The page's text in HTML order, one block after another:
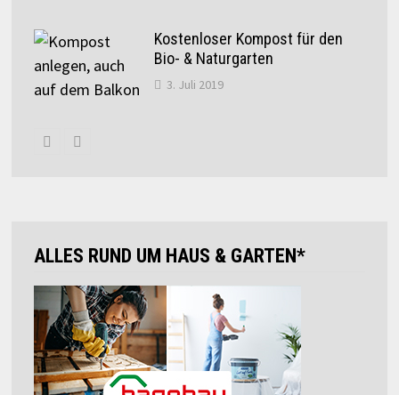
Kostenloser Kompost für den
Bio- & Naturgarten
3. Juli 2019
ALLES RUND UM HAUS & GARTEN*